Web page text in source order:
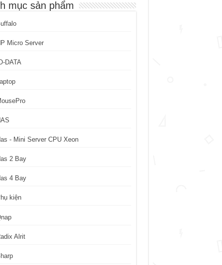
4.599.999 ₫.
mục sản phẩm
Micro Server
DATA
- Mini Server CPU Xeon
2 Bay
4 Bay
kiện
Alrit